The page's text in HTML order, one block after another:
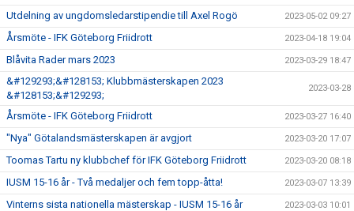
Utdelning av ungdomsledarstipendie till Axel Rogö 2023-05-02 09:27
Årsmöte - IFK Göteborg Friidrott 2023-04-18 19:04
Blåvita Rader mars 2023 2023-03-29 18:47
&#129293;&#128153; Klubbmästerskapen 2023
&#128153;&#129293;
2023-03-28
Årsmöte - IFK Göteborg Friidrott 2023-03-27 16:40
"Nya" Götalandsmästerskapen är avgjort 2023-03-20 17:07
Toomas Tartu ny klubbchef för IFK Göteborg Friidrott 2023-03-20 08:18
IUSM 15-16 år - Två medaljer och fem topp-åtta! 2023-03-07 13:39
Vinterns sista nationella mästerskap - IUSM 15-16 år 2023-03-03 10:01